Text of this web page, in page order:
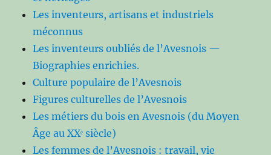
Les inventeurs, artisans et industriels
méconnus
Les inventeurs oubliés de l’Avesnois —
Biographies enrichies.
Culture populaire de l’Avesnois
Figures culturelles de l’Avesnois
Les métiers du bois en Avesnois (du Moyen
Âge au XXᵉ siècle)
Les femmes de l’Avesnois : travail, vie